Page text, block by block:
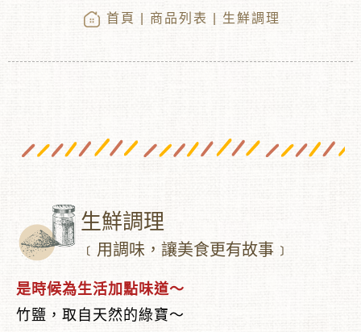
首頁 商品列表 | 生鮮調理
生鮮調理
﹝用調味，讓美食更有故事﹞
是時候為生活加點味道～
竹鹽，取自天然的綠寶～